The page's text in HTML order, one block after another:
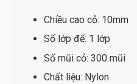
Chiều cao cỏ: 10mm
Số lớp đế: 1 lớp
Số mũi cỏ: 300 mũi
Chất liệu: Nylon